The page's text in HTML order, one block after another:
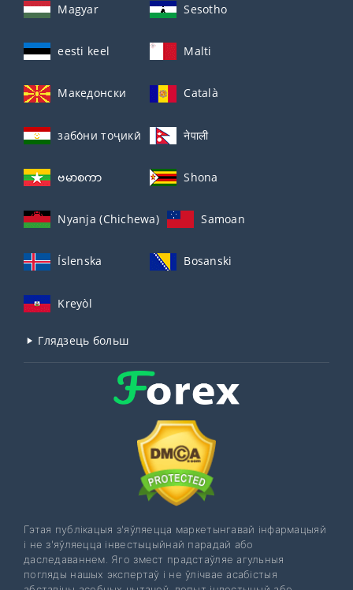
Magyar Sesotho
eesti keel Malti
Македонски Català
забо́ни тоҷикӣ́ नेपाली
ဗမာစကာ Shona
Nyanja (Chichewa) Samoan
Íslenska Bosanski
Kreyòl
Глядзець больш
Гэтая публікацыя з'яўляецца маркетынгавай інфармацыяй
і не з'яўляецца інвестыцыйнай парадай або
даследаваннем. Яго змест прадстаўляе агульныя
погляды нашых экспертаў і не ўлічвае асабістыя